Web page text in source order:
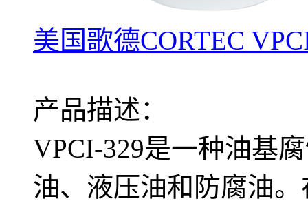
美国歌德CORTEC
产品描述：
VPCI-329是一种油基
油、液压油和防腐油